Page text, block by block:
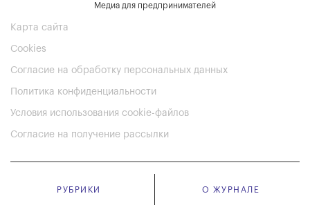
Медиа для предпринимателей
Карта сайта
Cookies
Согласие на обработку персональных данных
Политика конфиденциальности
Условия использования cookie-файлов
Согласие на получение рассылки
РУБРИКИ О ЖУРНАЛЕ